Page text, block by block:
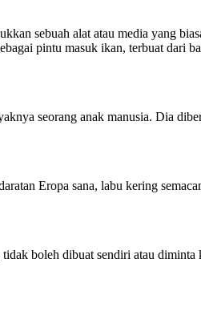
sebuah alat atau media yang
pintu masuk ikan, terbuat dari
seorang anak manusia. Dia
Eropa sana, labu kering
boleh dibuat sendiri atau diminta